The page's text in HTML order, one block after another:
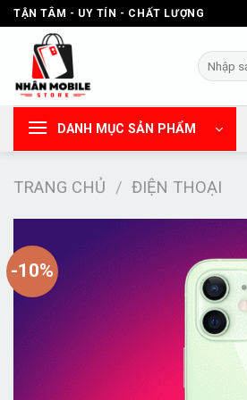
Chuyển
đến
TẬN TÂM - UY TÍN - CHẤT LƯỢNG
Tìm
kiếm:
DANH MỤC SẢN PHẨM
TRANG CHỦ / ĐIỆN THOẠI
-10%